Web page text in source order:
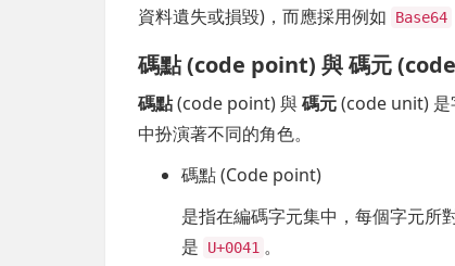
資料遺失或損毀)，而應採用例如
Base64
碼點 (code point) 與 碼元
碼點(code point) 與碼元(code unit) 是
中扮演著不同的角色。
碼點 (Code point)
是指在編碼字元集中，每個字元所
是
U+0041 。